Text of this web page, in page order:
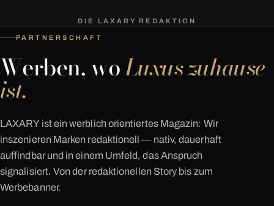
DIE LAXARY REDAKTION
PARTNERSCHAFT
Werben, woLuxus zuhause
ist.
LAXARY ist ein werblich orientiertes Magazin: Wir
inszenieren Marken redaktionell — nativ, dauerhaft
auffindbar und in einem Umfeld, das Anspruch
signalisiert. Von der redaktionellen Story bis zum
Werbebanner.